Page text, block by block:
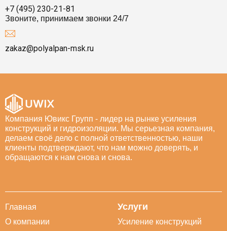
+7 (495) 230-21-81
Звоните, принимаем звонки 24/7
zakaz@polyalpan-msk.ru
Компания Ювикс Групп - лидер на рынке усиления
конструкций и гидроизоляции. Мы серьезная компания,
делаем своё дело с полной ответственностью, наши
клиенты подтверждают, что нам можно доверять, и
обращаются к нам снова и снова.
Главная
О компании
Услуги
Усиление конструкций